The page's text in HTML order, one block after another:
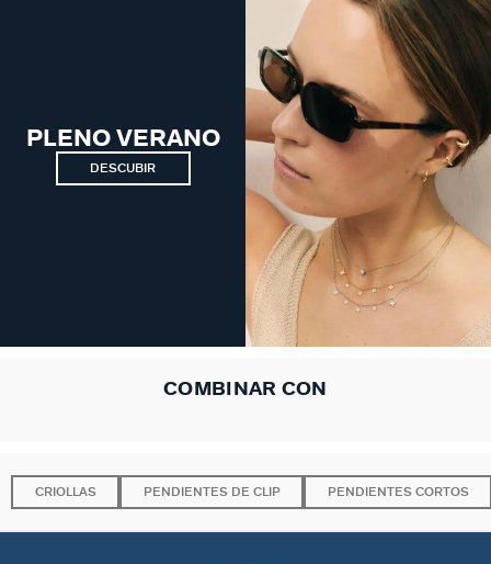
PLENO VERANO
DESCUBIR
COMBINAR CON
CRIOLLAS PENDIENTES DE CLIP PENDIENTES CORTOS